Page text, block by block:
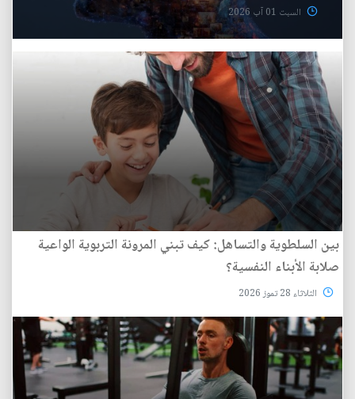
السبت 01 آب 2026
بين السلطوية والتساهل: كيف تبني المرونة التربوية الواعية
صلابة الأبناء النفسية؟
الثلاثاء 28 تموز 2026